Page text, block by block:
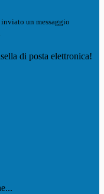
inviato un messaggio
di posta elettronica!